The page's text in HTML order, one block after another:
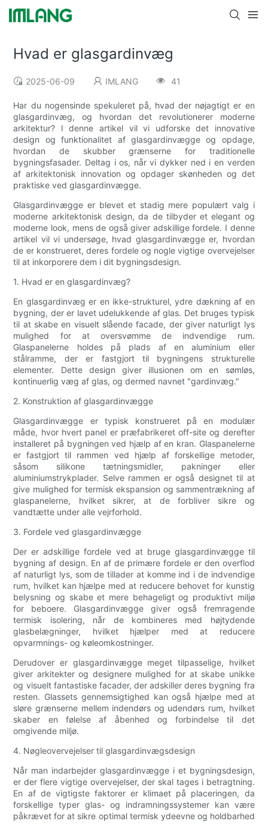
Hvad er glasgardinvæg
2025-06-09 IMLANG 41
Har du nogensinde spekuleret på, hvad der nøjagtigt er en
glasgardinvæg, og hvordan det revolutionerer moderne
arkitektur? I denne artikel vil vi udforske det innovative
design og funktionalitet af glasgardinvægge og opdage,
hvordan de skubber grænserne for traditionelle
bygningsfasader. Deltag i os, når vi dykker ned i en verden
af ​​arkitektonisk innovation og opdager skønheden og det
praktiske ved glasgardinvægge.
Glasgardinvægge er blevet et stadig mere populært valg i
moderne arkitektonisk design, da de tilbyder et elegant og
moderne look, mens de også giver adskillige fordele. I denne
artikel vil vi undersøge, hvad glasgardinvægge er, hvordan
de er konstrueret, deres fordele og nogle vigtige overvejelser
til at inkorporere dem i dit bygningsdesign.
1. Hvad er en glasgardinvæg?
En glasgardinvæg er en ikke-strukturel, ydre dækning af en
bygning, der er lavet udelukkende af glas. Det bruges typisk
til at skabe en visuelt slående facade, der giver naturligt lys
mulighed for at oversvømme de indvendige rum.
Glaspanelerne holdes på plads af en aluminium eller
stålramme, der er fastgjort til bygningens strukturelle
elementer. Dette design giver illusionen om en sømløs,
kontinuerlig væg af glas, og dermed navnet "gardinvæg."
2. Konstruktion af glasgardinvægge
Glasgardinvægge er typisk konstrueret på en modulær
måde, hvor hvert panel er præfabrikeret off-site og derefter
installeret på bygningen ved hjælp af en kran. Glaspanelerne
er fastgjort til rammen ved hjælp af forskellige metoder,
såsom silikone tætningsmidler, pakninger eller
aluminiumstrykplader. Selve rammen er også designet til at
give mulighed for termisk ekspansion og sammentrækning af
glaspanelerne, hvilket sikrer, at de forbliver sikre og
vandtætte under alle vejrforhold.
3. Fordele ved glasgardinvægge
Der er adskillige fordele ved at bruge glasgardinvægge til
bygning af design. En af de primære fordele er den overflod
af naturligt lys, som de tillader at komme ind i de indvendige
rum, hvilket kan hjælpe med at reducere behovet for kunstig
belysning og skabe et mere behageligt og produktivt miljø
for beboere. Glasgardinvægge giver også fremragende
termisk isolering, når de kombineres med højtydende
glasbelægninger, hvilket hjælper med at reducere
opvarmnings- og køleomkostninger.
Derudover er glasgardinvægge meget tilpasselige, hvilket
giver arkitekter og designere mulighed for at skabe unikke
og visuelt fantastiske facader, der adskiller deres bygning fra
resten. Glassets gennemsigtighed kan også hjælpe med at
sløre grænserne mellem indendørs og udendørs rum, hvilket
skaber en følelse af åbenhed og forbindelse til det
omgivende miljø.
4. Nøgleovervejelser til glasgardinvægsdesign
Når man indarbejder glasgardinvægge i et bygningsdesign,
er der flere vigtige overvejelser, der skal tages i betragtning.
En af de vigtigste faktorer er klimaet på placeringen, da
forskellige typer glas- og indramningssystemer kan være
påkrævet for at sikre optimal termisk ydeevne og holdbarhed